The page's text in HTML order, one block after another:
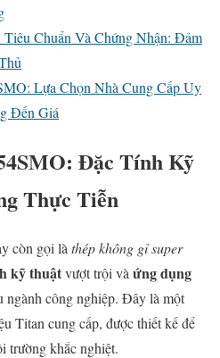
Chuẩn Và Chứng Nhận: Đảm
Lựa Chọn Nhà Cung Cấp Uy
Đến Giá
Đặc Tính Kỹ
Thực Tiễn
còn gọi là thép không gỉ super
kỹ thuậtvượt trội và ứng dụng
ngành công nghiệp. Đây là một
Titan cung cấp, được thiết kế để
trường khắc nghiệt.